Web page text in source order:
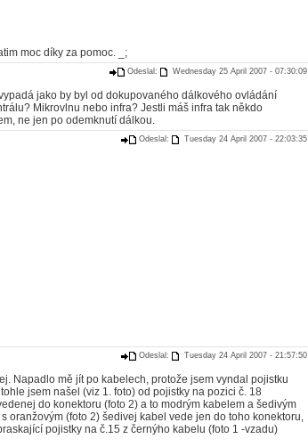
moc díky za pomoc. _;
Odeslal: Wednesday 25 April 2007 - 07:30:09
jako by byl od dokupovaného dálkového ovládání
Mikrovlnu nebo infra? Jestli máš infra tak někdo
ne jen po odemknutí dálkou.
Odeslal: Tuesday 24 April 2007 - 22:03:35
Odeslal: Tuesday 24 April 2007 - 21:57:50
Napadlo mě jít po kabelech, protože jsem vyndal pojistku
jsem našel (viz 1. foto) od pojistky na pozici č. 18
do konektoru (foto 2) a to modrým kabelem a šedivým
oranžovým (foto 2) šedivej kabel vede jen do toho konektoru,
pojistky na č.15 z černýho kabelu (foto 1 -vzadu)